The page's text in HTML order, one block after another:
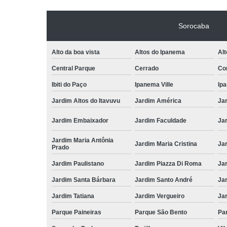
Sorocaba
Alto da boa vista Altos do Ipanema
Central Parque Cerrado
Ibiti do Paço Ipanema Ville
Jardim Altos do Itavuvu Jardim América
Jardim Embaixador Jardim Faculdade
Jardim Maria Antônia
Prado
Jardim Maria Cristina
Jardim Paulistano Jardim Piazza Di Roma
Jardim Santa Bárbara Jardim Santo André
Jardim Tatiana Jardim Vergueiro
Parque Paineiras Parque São Bento